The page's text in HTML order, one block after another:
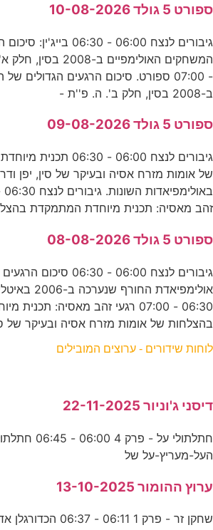
ספורט 5 גולד 10-08-2026
גיבורים לנצח 06:00 -
- 07:00 ספורט. סיכום הרגעים הגדולים
ב-2008 בסין, חלק ב'. ה. פ''ת -
ספורט 5 גולד 09-08-2026
גיבורים לנצח 06:00 -
של אומות מזרח אסיה ובעיקר של סין, יפן
זהב מאסיה: תכנית מיוחדת המתמקדת
ספורט 5 גולד 08-08-2026
גיבורים לנצח 06:00 - 06:30
אולימפיאדת
06:30 - 07:00 רגעי זהב מאסיה:
בהצלחות של אומות מזרח אסיה ובעיקר של
לוחות שידורים - ערוצים המובילים
דיסני ג'וניור 22-11-2025
חתלתולי על -
העל-מעריץ-על של
ערוץ ההומור 13-10-2025
שחקן זר - פרק 1 06:11 - 06:37 הכדורגלן אדיר מיוחס נרכש ע''י